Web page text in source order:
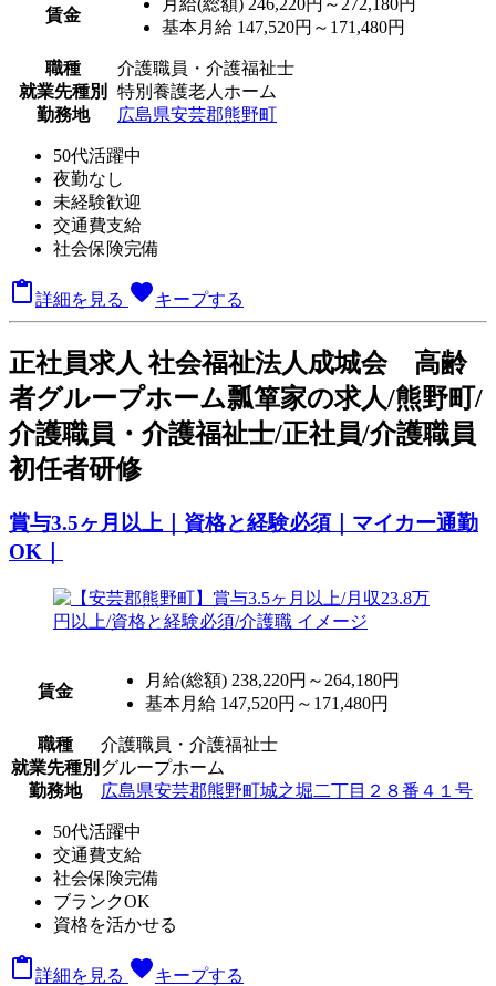
賃金
月給(総額) 246,220円～272,180円
基本月給 147,520円～171,480円
職種
介護職員・介護福祉士
就業先種別
特別養護老人ホーム
勤務地
広島県安芸郡熊野町
50代活躍中
夜勤なし
未経験歓迎
交通費支給
社会保険完備
詳細を見る favoriteキープする
正社員求人 社会福祉法人成城会 高齢
者グループホーム瓢箪家の求人/熊野町/
介護職員・介護福祉士/正社員/介護職員
初任者研修
賞与3.5ヶ月以上｜資格と経験必須｜マイカー通勤
OK｜
賃金
月給(総額) 238,220円～264,180円
基本月給 147,520円～171,480円
職種
介護職員・介護福祉士
就業先種別 グループホーム
勤務地
広島県安芸郡熊野町城之堀二丁目２８番４１号
50代活躍中
交通費支給
社会保険完備
ブランクOK
資格を活かせる
詳細を見る favoriteキープする